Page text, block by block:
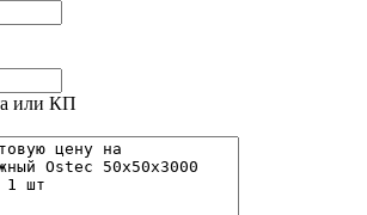
или КП